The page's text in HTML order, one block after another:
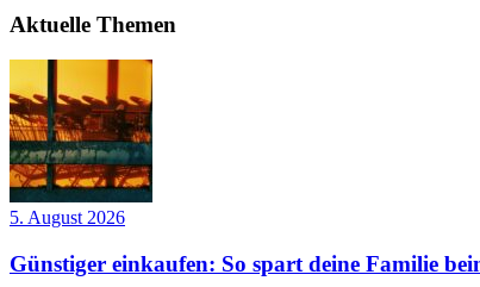
Aktuelle Themen
5. August 2026
Günstiger einkaufen: So spart deine Familie